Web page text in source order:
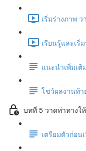
เริ่มร่างภาพ
เรียนรู้และเริ่
แนะนำเพิ่มเติม
โชว์ผลงานท้
บทที่ 5 วาดท่าทางใ
เตรียมตัวก่อน